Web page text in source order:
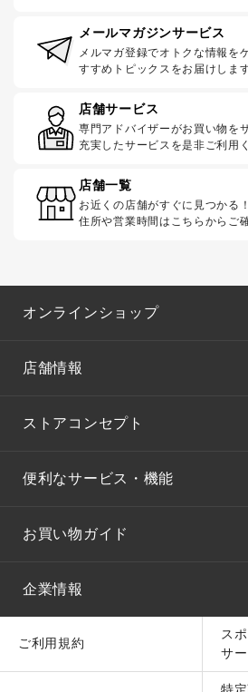
メールマガジンサービス
メルマガ登録でオトクな情報を
すすめトピックスをお届けします
店舗サービス
専門アドバイザーがお買い物を
充実したサービスを是非ご利用
店舗一覧
お近くの店舗がすぐに見つかる！
住所や営業時間はこちらからご
オンラインショップ
店舗情報
ストアコンセプト
便利なサービス・機能
お買い物ガイド
企業情報
ご利用規約
ス
サ
特